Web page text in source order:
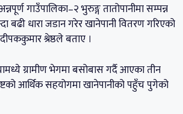
गाउँपालिका–२ भुरुङ्ग तातोपानीमा सम्पन्न
बढी धारा जडान गरेर खानेपानी वितरण गरिएको
श्रेष्ठले बताए ।
ग्रामीण भेगमा बसोबास गर्दै आएका तीन
आर्थिक सहयोगमा खानेपानीको पहुँच पुगेको